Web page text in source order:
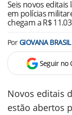
Seis novos editais
em polícias
chegam a R$
PorGIOVANA BRASIL
Seguir no
Novos editais
estão abertos